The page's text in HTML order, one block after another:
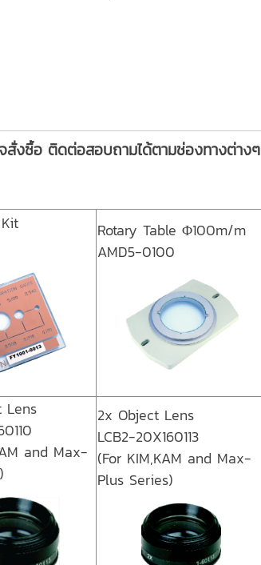
สั่งซื้อ ติดต่อสอบถามได้ตามช่องทางต่างๆ
Rotary Table Φ100m/m
AMD5-0100
Lens
and Max-
2x Object Lens
LCB2-20X160113
(For KIM,KAM and Max-
Plus Series)